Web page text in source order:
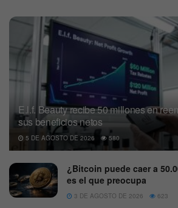
E.l.f. Beauty recibe 50 millones en
sus beneficios netos
5 DE AGOSTO DE 2026 580
¿Bitcoin puede caer a
es el que preocupa
3 DE AGOSTO DE 2026 623